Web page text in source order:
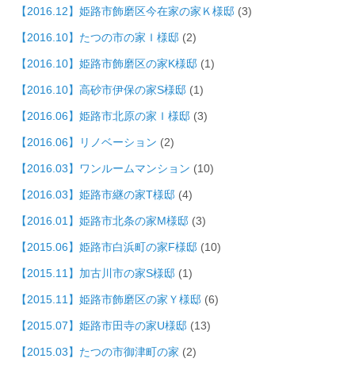
【2016.12】姫路市飾磨区今在家の家Ｋ様邸 (3)
【2016.10】たつの市の家Ｉ様邸 (2)
【2016.10】姫路市飾磨区の家K様邸 (1)
【2016.10】高砂市伊保の家S様邸 (1)
【2016.06】姫路市北原の家Ｉ様邸 (3)
【2016.06】リノベーション (2)
【2016.03】ワンルームマンション (10)
【2016.03】姫路市継の家T様邸 (4)
【2016.01】姫路市北条の家M様邸 (3)
【2015.06】姫路市白浜町の家F様邸 (10)
【2015.11】加古川市の家S様邸 (1)
【2015.11】姫路市飾磨区の家Ｙ様邸 (6)
【2015.07】姫路市田寺の家U様邸 (13)
【2015.03】たつの市御津町の家 (2)